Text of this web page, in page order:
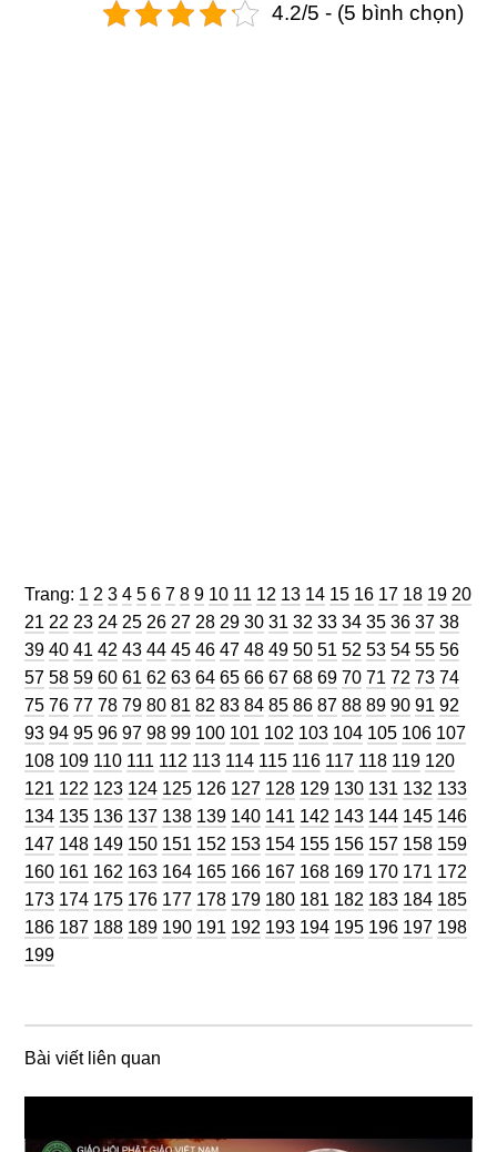
4.2/5 - (5 bình chọn)
Trang: Trang
1 Trang
2 Trang
3 Trang
4 Trang
5 Trang
6 Trang
7 Trang
8 Trang
9 Trang
10 Trang
11 Trang
12 Trang
13 Trang
14 Trang
15 Trang
16 Trang
17 Trang
18 Trang
19 Trang
20
Trang
21 Trang
22 Trang
23 Trang
24 Trang
25 Trang
26 Trang
27 Trang
28 Trang
29 Trang
30 Trang
31 Trang
32 Trang
33 Trang
34 Trang
35 Trang
36 Trang
37 Trang
38
39 Trang
40 Trang
41 Trang
42 Trang
43 Trang
44 Trang
45 Trang
46 Trang
47 Trang
48 Trang
49 Trang
50 Trang
51 Trang
52 Trang
53 Trang
54 Trang
55 Trang
56
57 Trang
58 Trang
59 Trang
60 Trang
61 Trang
62 Trang
63 Trang
64 Trang
65 Trang
66 Trang
67 Trang
68 Trang
69 Trang
70 Trang
71 Trang
72 Trang
73 Trang
74
75 Trang
76 Trang
77 Trang
78 Trang
79 Trang
80 Trang
81 Trang
82 Trang
83 Trang
84 Trang
85 Trang
86 Trang
87 Trang
88 Trang
89 Trang
90 Trang
91 Trang
92
93 Trang
94 Trang
95 Trang
96 Trang
97 Trang
98 Trang
99 Trang
100 Trang
101 Trang
102 Trang
103 Trang
104 Trang
105 Trang
106 Trang
107
108 Trang
109 Trang
110 Trang
111 Trang
112 Trang
113 Trang
114 Trang
115 Trang
116 Trang
117 Trang
118 Trang
119 Trang
120
121 Trang
122 Trang
123 Trang
124 Trang
125 Trang
126 Trang
127 Trang
128 Trang
129 Trang
130 Trang
131 Trang
132 Trang
133
134 Trang
135 Trang
136 Trang
137 Trang
138 Trang
139 Trang
140 Trang
141 Trang
142 Trang
143 Trang
144 Trang
145 Trang
146
147 Trang
148 Trang
149 Trang
150 Trang
151 Trang
152 Trang
153 Trang
154 Trang
155 Trang
156 Trang
157 Trang
158 Trang
159
160 Trang
161 Trang
162 Trang
163 Trang
164 Trang
165 Trang
166 Trang
167 Trang
168 Trang
169 Trang
170 Trang
171 Trang
172
173 Trang
174 Trang
175 Trang
176 Trang
177 Trang
178 Trang
179 Trang
180 Trang
181 Trang
182 Trang
183 Trang
184 Trang
185
186 Trang
187 Trang
188 Trang
189 Trang
190 Trang
191 Trang
192 Trang
193 Trang
194 Trang
195 Trang
196 Trang
197 Trang
198
199
Bài viết liên quan